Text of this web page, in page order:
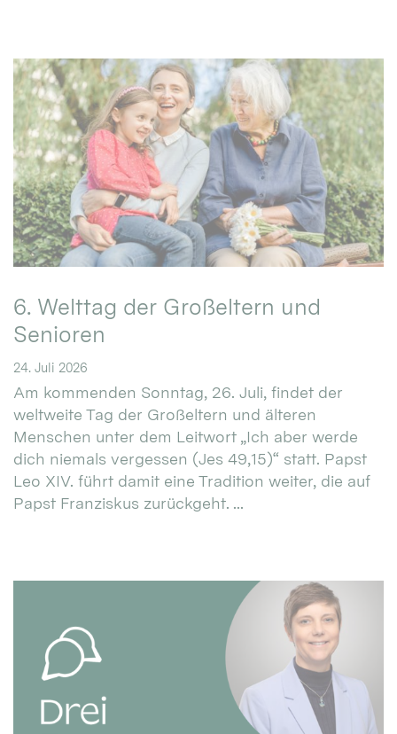
6. Welttag der Großeltern und
Senioren
24. Juli 2026
Am kommenden Sonntag, 26. Juli, findet der
weltweite Tag der Großeltern und älteren
Menschen unter dem Leitwort „Ich aber werde
dich niemals vergessen (Jes 49,15)“ statt. Papst
Leo XIV. führt damit eine Tradition weiter, die auf
Papst Franziskus zurückgeht. ...